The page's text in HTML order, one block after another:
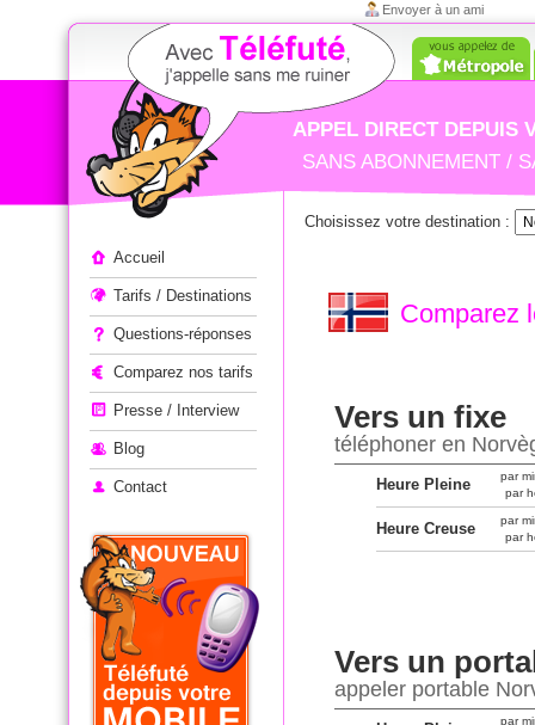
Envoyer à un ami
APPEL DIRECT DEPUIS
SANS ABONNEMENT /
Accueil
Tarifs / Destinations
Questions-réponses
Comparez nos tarifs
Presse / Interview
Blog
Contact
Choisissez votre destination :
Comparez
Vers un fixe
téléphoner en
Heure Pleine
par
par
Heure Creuse
par
par
Vers un
appeler portable
par